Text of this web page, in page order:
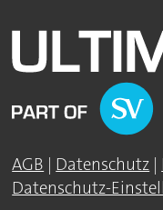
AGB | Datenschutz |
Datenschutz-